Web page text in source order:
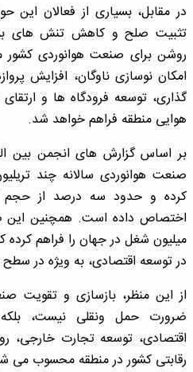
در مقابل، بسیاری از فعالان این
تثبیت صلح و کاهش تنش های
روشن برای صنعت هوانوردی کشور
امکان نوسازی ناوگان، افزایش
گذاری، توسعه فرودگاه ها و
هوایی منطقه فراهم خواهد شد.
بر اساس گزارش های انجمن بین
صنعت هوانوردی سالانه چند
کرده و حدود سه درصد از حجم
میلیون شغل در جهان را فراهم کرده
در توسعه اقتصادی، به ویژه در
از این منظر، بازسازی و تقویت
ضرورت حمل ونقلی نیست، بلکه
اقتصادی، توسعه تجارت خارجی،
رقابتی کشور در منطقه محسوب می